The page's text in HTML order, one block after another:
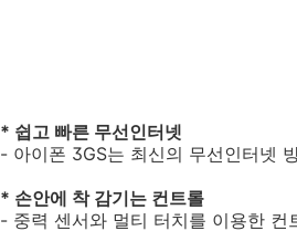
* 쉽고 빠른 무선인터넷
- 아이폰 3GS는 최신의 무선인터넷
* 손안에 착 감기는 컨트롤
- 중력 센서와 멀티 터치를 이용한 컨